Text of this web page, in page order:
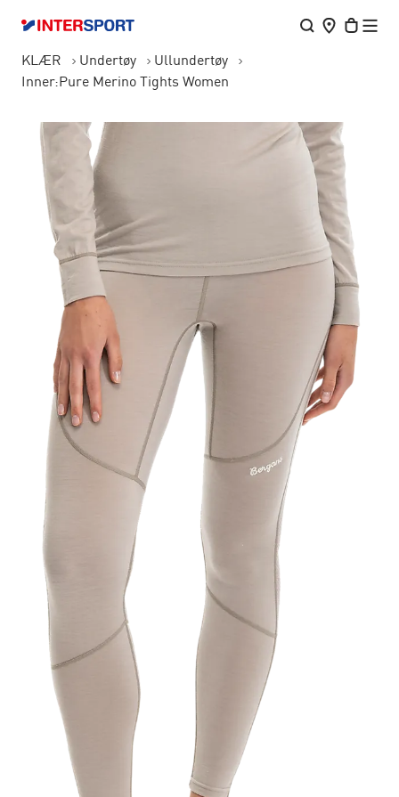
KLÆR Undertøy
Ullundertøy
Inner:Pure Merino Tights Women